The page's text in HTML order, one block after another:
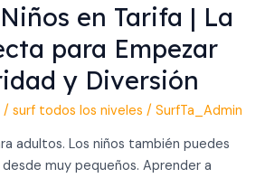
en Tarifa | La
para Empezar
y Diversión
/surf todos los niveles /SurfTa_Admin
adultos. Los niños también puedes
muy pequeños. Aprender a